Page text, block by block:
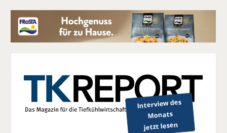
Interview des
Monats
jetzt lesen